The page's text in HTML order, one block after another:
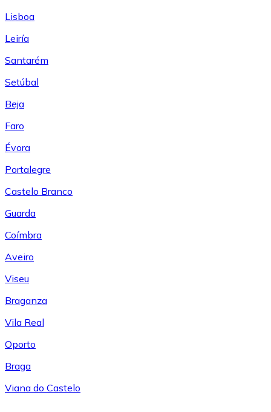
Lisboa
Leiría
Santarém
Setúbal
Beja
Faro
Évora
Portalegre
Castelo Branco
Guarda
Coímbra
Aveiro
Viseu
Braganza
Vila Real
Oporto
Braga
Viana do Castelo